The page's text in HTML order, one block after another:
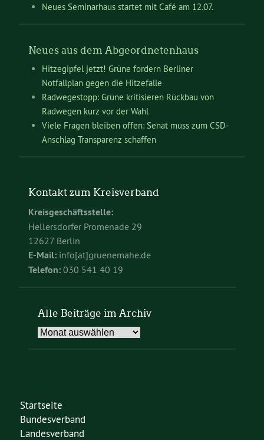
Neues Seminarhaus startet mit Café am 12.07.
Neues aus dem Abgeordnetenhaus
Hitzegipfel jetzt! Grüne fordern Berliner
Notfallplan gegen die Hitzefalle
Radwegestopp: Grüne kritisieren Rückbau von
Radwegen kurz vor der Wahl
Viele Fragen bleiben offen: Senat muss zum CSD-
Anschlag Transparenz schaffen
Kontakt zum Kreisverband
Kreisgeschäftsstelle:
Hellersdorfer Promenade 29
12627 Berlin
E-Mail: info[at]gruenemahe.de
Telefon: 030 541 40 19
Alle Beiträge im Archiv
Alle
Startseite
Bundesverband
Landesverband